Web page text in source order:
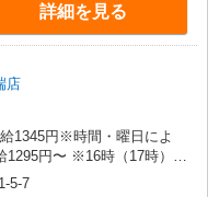
詳細を見る
店
1345円※時間・曜日によ
祝日 時給＋100円
5-7